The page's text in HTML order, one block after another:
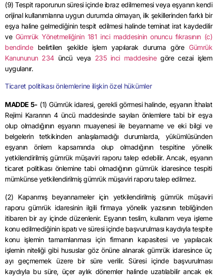
(9) Tespit raporunun süresi içinde ibraz edilmemesi veya eşyanın kendi
orijinal kullanımlarına uygun durumda olmayan, ilk şekillerinden farklı bir
eşya haline gelmediğinin tespit edilmesi halinde teminat irat kaydedilir
ve Gümrük Yönetmeliğinin 181 inci maddesinin onuncu fıkrasının (c)
bendindebelirtilen şekilde işlem yapılarak duruma göre Gümrük
Kanununun 234üncü veya 235 inci maddesinegöre cezai işlem
uygulanır.
Ticaret politikası önlemlerine ilişkin özel hükümler
MADDE 5- (1) Gümrük idaresi, gerekli görmesi halinde, eşyanın İthalat
Rejimi Kararının 4 üncü maddesinde sayılan önlemlere tabi bir eşya
olup olmadığının eşyanın muayenesi ile beyanname ve eki bilgi ve
belgelerin tetkikinden anlaşılamadığı durumlarda, yükümlüsünden
eşyanın önlem kapsamında olup olmadığının tespitine yönelik
yetkilendirilmiş gümrük müşaviri raporu talep edebilir. Ancak, eşyanın
ticaret politikası önlemine tabi olmadığının gümrük idaresince tespiti
mümkünse yetkilendirilmiş gümrük müşaviri raporu talep edilmez.
(2) Kapanmış beyannameler için yetkilendirilmiş gümrük müşaviri
raporu gümrük idaresinin ilgili firmaya yönelik yazısının tebliğinden
itibaren bir ay içinde düzenlenir. Eşyanın teslim, kullanım veya işleme
konu edilmediğinin ispatı ve süresi içinde başvurulması kaydıyla tespite
konu işlemin tamamlanması için firmanın kapasitesi ve yapılacak
işlemin niteliği gibi hususlar göz önüne alınarak gümrük idaresince üç
ayı geçmemek üzere bir süre verilir. Süresi içinde başvurulması
kaydıyla bu süre, üçer aylık dönemler halinde uzatılabilir ancak ek